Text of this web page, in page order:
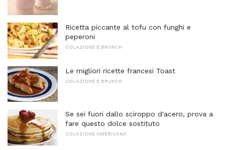
Ricetta piccante al tofu con funghi e
peperoni
COLAZIONE E BRUNCH
Le migliori ricette francesi Toast
COLAZIONE E BRUNCH
Se sei fuori dallo sciroppo d'acero, prova a
fare questo dolce sostituto
COLAZIONE AMERICANA